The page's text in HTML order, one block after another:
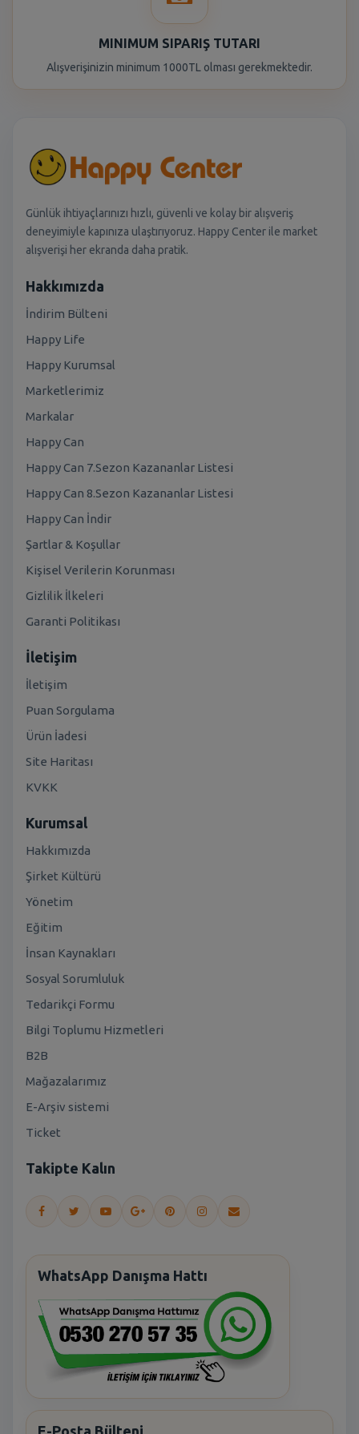
MINIMUM SIPARIŞ TUTARI
Alışverişinizin minimum 1000TL olması gerekmektedir.
Günlük ihtiyaçlarınızı hızlı, güvenli ve kolay bir alışveriş
deneyimiyle kapınıza ulaştırıyoruz. Happy Center ile market
alışverişi her ekranda daha pratik.
Hakkımızda
İndirim Bülteni
Happy Life
Happy Kurumsal
Marketlerimiz
Markalar
Happy Can
Happy Can 7.Sezon Kazananlar Listesi
Happy Can 8.Sezon Kazananlar Listesi
Happy Can İndir
Şartlar & Koşullar
Kişisel Verilerin Korunması
Gizlilik İlkeleri
Garanti Politikası
İletişim
İletişim
Puan Sorgulama
Ürün İadesi
Site Haritası
KVKK
Kurumsal
Hakkımızda
Şirket Kültürü
Yönetim
Eğitim
İnsan Kaynakları
Sosyal Sorumluluk
Tedarikçi Formu
Bilgi Toplumu Hizmetleri
B2B
Mağazalarımız
E-Arşiv sistemi
Ticket
Takipte Kalın
WhatsApp Danışma Hattı
E-Posta Bülteni